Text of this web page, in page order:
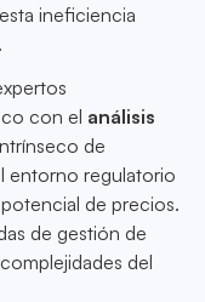
ineficiencia
con el análisis
de
entorno regulatorio
de precios.
de gestión de
del